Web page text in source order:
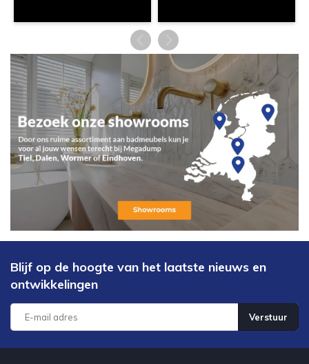
Blijf op de hoogte van het laatste nieuws en
ontwikkelingen
Verstuur